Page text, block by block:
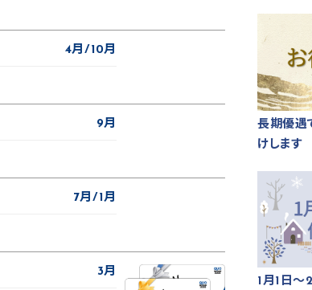
4月 10月
9月
7月 1月
3月
長期優遇
けします
1月1日